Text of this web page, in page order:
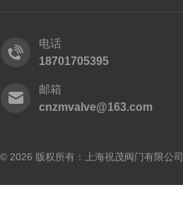
电话
18701705395
邮箱
cnzmvalve@163.com
© 2026 版权所有：上海祝茂阀门有限公